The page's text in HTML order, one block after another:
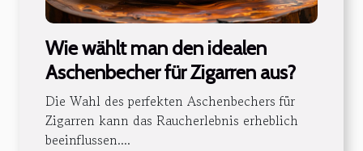
Wie wählt man den idealen
Aschenbecher für Zigarren aus?
Die Wahl des perfekten Aschenbechers für
Zigarren kann das Raucherlebnis erheblich
beeinflussen....